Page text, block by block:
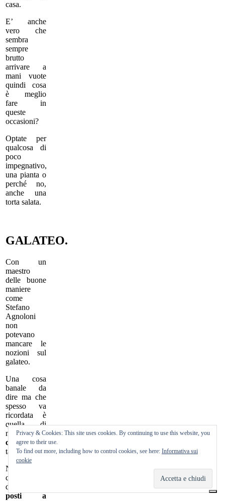
casa.
E’ anche
vero che
sembra
sempre
brutto
arrivare a
mani vuote
quindi cosa
è meglio
fare in
queste
occasioni?
Optate per
qualcosa di
poco
impegnativo,
una pianta o
perché no,
anche una
torta salata.
GALATEO.
Con un
maestro
delle buone
maniere
come
Stefano
Agnoloni
non
potevano
mancare le
nozioni sul
galateo.
Una cosa
banale da
dire ma che
spesso va
ricordata è
quella di
non usare il
cellularea
tavola.
Non sapete
come
disporre
posti
a
Privacy & Cookies: This site uses cookies. By continuing to use this website, you
agree to their use.
To find out more, including how to control cookies, see here: Informativa sui
cookie